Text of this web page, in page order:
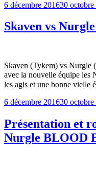
Publié
6 décembre 201630 octobre
Skaven vs
Skaven (Tykem) vs
avec la nouvelle équipe les
les agis et une bonne vielle
Publié
6 décembre 201630 octobre
Présentation et
Nurgle BLOOD